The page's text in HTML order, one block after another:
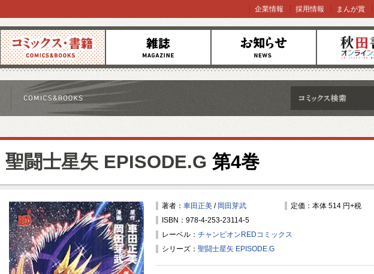
コミックス 雑誌 お知らせ オンラインショ
企業情報 採用情報 まんが賞
聖闘士星矢 EPISODE.G 第4巻
著者： 車田正美 / 岡田芽武
定価：本体 514 円+税
ISBN：978-4-253-23114-5
レーベル： チャンピオンREDコミックス
シリーズ： 聖闘士星矢 EPISODE.G